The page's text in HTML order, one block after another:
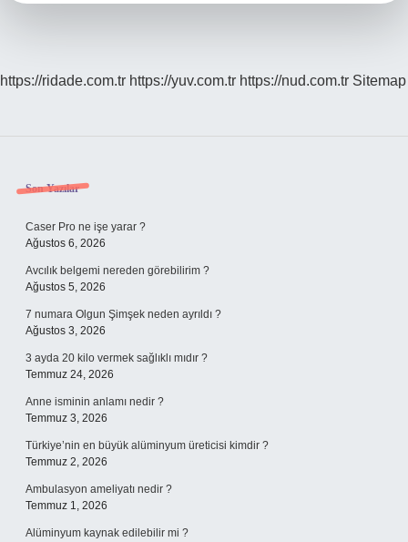
https://ridade.com.tr https://yuv.com.tr https://nud.com.tr Sitemap
Sidebar
Son Yazılar
Caser Pro ne işe yarar ?
Ağustos 6, 2026
Avcılık belgemi nereden görebilirim ?
Ağustos 5, 2026
7 numara Olgun Şimşek neden ayrıldı ?
Ağustos 3, 2026
3 ayda 20 kilo vermek sağlıklı mıdır ?
Temmuz 24, 2026
Anne isminin anlamı nedir ?
Temmuz 3, 2026
Türkiye’nin en büyük alüminyum üreticisi kimdir ?
Temmuz 2, 2026
Ambulasyon ameliyatı nedir ?
Temmuz 1, 2026
Alüminyum kaynak edilebilir mi ?